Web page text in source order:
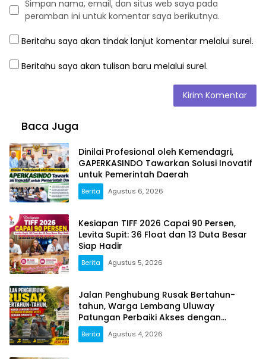
Simpan nama, email, dan situs web saya pada
peramban ini untuk komentar saya berikutnya.
Beritahu saya akan tindak lanjut komentar melalui surel.
Beritahu saya akan tulisan baru melalui surel.
Baca Juga
Dinilai Profesional oleh Kemendagri,
GAPERKASINDO Tawarkan Solusi Inovatif
untuk Pemerintah Daerah
Berita Agustus 6, 2026
Kesiapan TIFF 2026 Capai 90 Persen,
Levita Supit: 36 Float dan 13 Duta Besar
Siap Hadir
Berita Agustus 5, 2026
Jalan Penghubung Rusak Bertahun-
tahun, Warga Lembang Uluway
Patungan Perbaiki Akses dengan
Swadaya
Berita Agustus 4, 2026